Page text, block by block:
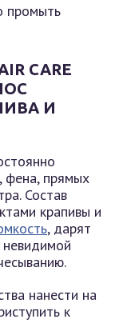
промыть
CARE
И
фена, прямых
Состав
крапивы и
, дарят
нанести на
к